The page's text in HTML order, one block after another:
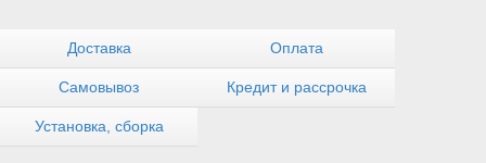
Доставка Оплата
Самовывоз Кредит и рассрочка
Установка, сборка